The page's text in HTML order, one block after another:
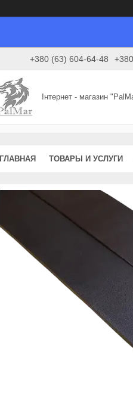
+380 (63) 604-64-48
Інтернет - магазин
ГЛАВНАЯ ТОВАРЫ И УСЛУГИ